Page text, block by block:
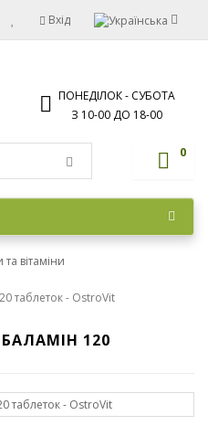
Вхід
ПОНЕДІЛОК - СУБОТА
З 10-00 ДО 18-00
0
вітаміни
таблеток - OstroVit
120